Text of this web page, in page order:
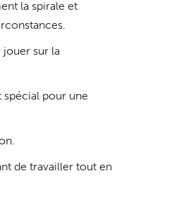
la spirale et
sur la
pour une
de travailler tout en